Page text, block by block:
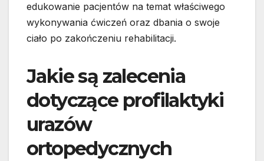
edukowanie pacjentów na temat właściwego
wykonywania ćwiczeń oraz dbania o swoje
ciało po zakończeniu rehabilitacji.
Jakie są zalecenia
dotyczące profilaktyki
urazów
ortopedycznych